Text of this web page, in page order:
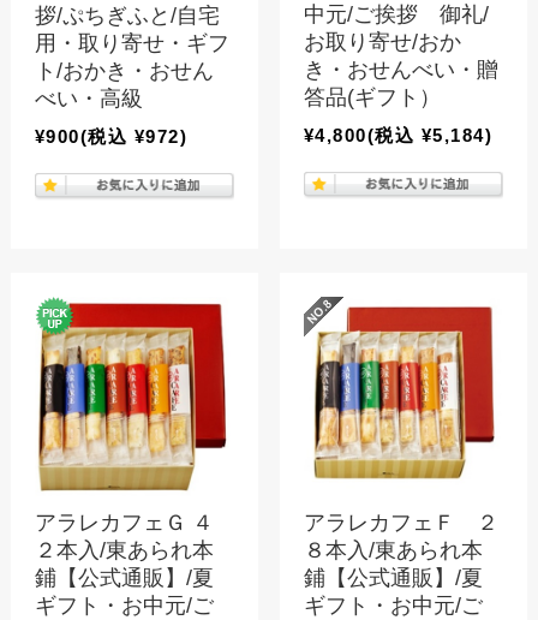
拶/ぷちぎふと/自宅
用・取り寄せ・ギフ
ト/おかき・おせん
べい・高級
¥900(税込 ¥972)
中元/ご挨拶 御礼/
お取り寄せ/おか
き・おせんべい・贈
答品(ギフト）
¥4,800(税込 ¥5,184)
アラレカフェＧ ４
２本入/東あられ本
鋪【公式通販】/夏
ギフト・お中元/ご
アラレカフェＦ ２
８本入/東あられ本
鋪【公式通販】/夏
ギフト・お中元/ご